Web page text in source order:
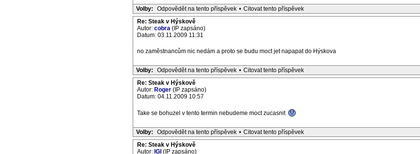
Volby: Odpovědět na tento příspěvek • Citovat tento příspěvek
Re: Steak v Hýskově
Autor: cobra (IP zapsáno)
Datum: 03.11.2009 11:31
no zaměstnancům nic nedám a proto se budu moct jet napapat do Hýskova
Volby: Odpovědět na tento příspěvek • Citovat tento příspěvek
Re: Steak v Hýskově
Autor: Roger (IP zapsáno)
Datum: 04.11.2009 10:57
Take se bohuzel v tento termin nebudeme moct zucasnit
Volby: Odpovědět na tento příspěvek • Citovat tento příspěvek
Re: Steak v Hýskově
Autor: IGI (IP zapsáno)